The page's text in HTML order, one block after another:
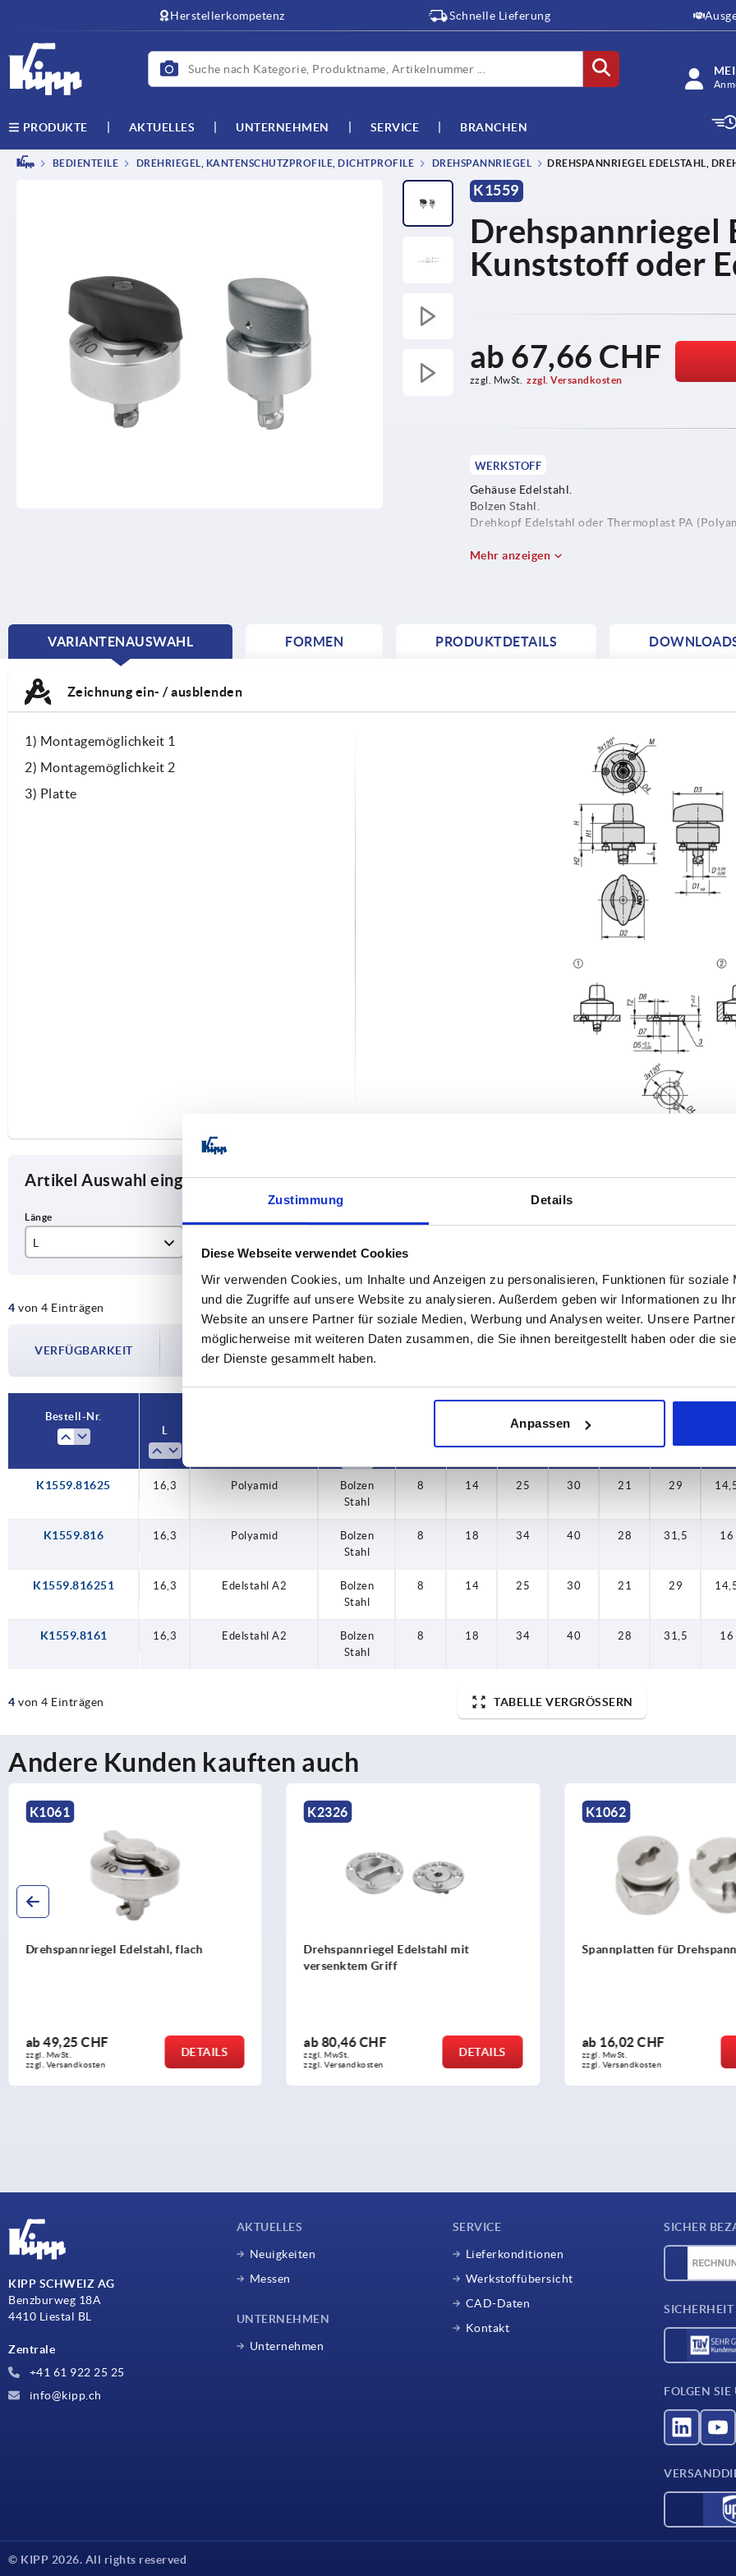
Zustimmung Details
Diese Webseite verwendet Cookies
Wir verwenden Cookies, um Inhalte und Anzeigen zu personalisieren, Funktionen für soziale
und die Zugriffe auf unsere Website zu analysieren. Außerdem geben wir Informationen zu
Website an unsere Partner für soziale Medien, Werbung und Analysen weiter. Unsere
möglicherweise mit weiteren Daten zusammen, die Sie ihnen bereitgestellt haben oder die
der Dienste gesammelt haben.
Anpassen
Herstellerkompetenz Schnelle Lieferung
PRODUKTE AKTUELLES UNTERNEHMEN SERVICE BRANCHEN
BEDIENTEILE DREHRIEGEL, KANTENSCHUTZPROFILE, DICHTPROFILE DREHSPANNRIEGEL DREHSPANNRIEGEL EDELSTAHL,
K1559
Drehspannriegel
Kunststoff oder
ab 67,66 CHF
zzgl. MwSt. zzgl. Versandkosten
WERKSTOFF
Gehäuse Edelstahl.
Bolzen Stahl.
Drehkopf Edelstahl oder Thermoplast PA
Mehr anzeigen
VARIANTENAUSWAHL
CURRENT
FORMEN PRODUKTDETAILS
Zeichnung ein- / ausblenden
1) Montagemöglichkeit 1
2) Montagemöglichkeit 2
3) Platte
Artikel Auswahl eingrenzen
L
Edelstahl A2 Bolzen Stahl 8 14
4 von 4 Einträgen TABELLE VERGRÖSSERN
VERFÜGBARKEIT
Die Verfügbarkeiten werden in regelmäßigen Abständen mehrmals täglich aktualisiert.
Versanddatum.
1-3 Tage
Bestell-Nr.
L
D2 D3
16,3 Polyamid
Bolzen
Stahl
8 14 25 30 21 29
16,3 Polyamid
Bolzen
Stahl
8 18 34 40 28 31,5 16
16,3 Edelstahl A2
Bolzen
Stahl
8 14 25 30 21 29
16,3 Edelstahl A2
Bolzen
Stahl
8 18 34 40 28 31,5 16
Bestell-Nr.
L
D2 D3
K1559.81625 16,3 Polyamid
Bolzen
Stahl
8 14 25 30 21 29
K1559.816 16,3 Polyamid
Bolzen
Stahl
8 18 34 40 28 31,5 16
K1559.816251 16,3 Edelstahl A2
Bolzen
Stahl
8 14 25 30 21 29
K1559.8161 16,3 Edelstahl A2
Bolzen
Stahl
8 18 34 40 28 31,5 16
4 von 4 Einträgen TABELLE VERGRÖSSERN
Andere Kunden kauften auch
K1061
Drehspannriegel Edelstahl, flach
ab49,25 CHF
zzgl. MwSt.
zzgl. Versandkosten
DETAILS
K2326
Drehspannriegel Edelstahl mit
versenktem Griff
ab80,46 CHF
zzgl. MwSt.
zzgl. Versandkosten
DETAILS
K1062
Spannplatten für
ab 16,02 CHF
zzgl. MwSt.
zzgl. Versandkosten
KIPP SCHWEIZ AG
Benzburweg 18A
4410 Liestal BL
Zentrale
+41 61 922 25 25
info@kipp.ch
AKTUELLES
Neuigkeiten
Messen
UNTERNEHMEN
Unternehmen
SERVICE
Lieferkonditionen
Werkstoffübersicht
CAD-Daten
Kontakt
SICHER
FOLGEN SIE
© KIPP 2026. All rights reserved